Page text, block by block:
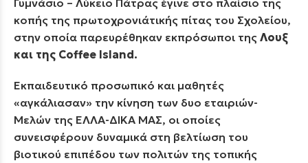
Γυμνάσιο – Λύκειο Πάτρας έγινε στο πλαίσιο της
κοπής της πρωτοχρονιάτικής πίτας του Σχολείου,
στην οποία παρευρέθηκαν εκπρόσωποι της Λουξ
και της Coffee Island.
Εκπαιδευτικό προσωπικό και μαθητές
«αγκάλιασαν» την κίνηση των δυο εταιριών-
Μελών της ΕΛΛΑ-ΔΙΚΑ ΜΑΣ, οι οποίες
συνεισφέρουν δυναμικά στη βελτίωση του
βιοτικού επιπέδου των πολιτών της τοπικής